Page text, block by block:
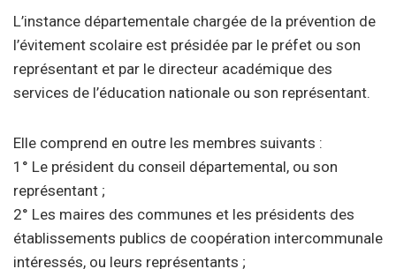
L’instance départementale chargée de la prévention de
l’évitement scolaire est présidée par le préfet ou son
représentant et par le directeur académique des
services de l’éducation nationale ou son représentant.
Elle comprend en outre les membres suivants :
1° Le président du conseil départemental, ou son
représentant ;
2° Les maires des communes et les présidents des
établissements publics de coopération intercommunale
intéressés, ou leurs représentants ;